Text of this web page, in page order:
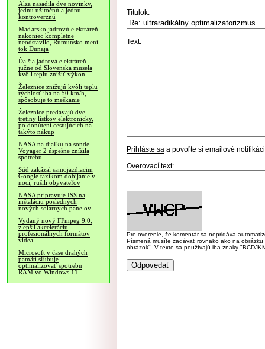
Alza nasadila dve novinky,
jednu užitočnú a jednu
kontroverznú
Maďarsko jadrovú elektráreň
nakoniec kompletne
neodstavilo, Rumunsko mení
tok Dunaja
Ďalšia jadrová elektráreň
južne od Slovenska musela
kvôli teplu znížiť výkon
Železnice znižujú kvôli teplu
rýchlosť iba na 50 km/h,
spôsobuje to meškanie
Železnice predávajú dve
tretiny lístkov elektronicky,
po donútení cestujúcich na
takýto nákup
NASA na diaľku na sonde
Voyager 2 úspešne znížila
spotrebu
Súd zakázal samojazdiacim
Google taxíkom dobíjanie v
noci, rušili obyvateľov
NASA pripravuje ISS na
inštaláciu posledných
nových solárnych panelov
Vydaný nový FFmpeg 9.0,
zlepšil akceleráciu
profesionálnych formátov
videa
Microsoft v čase drahých
pamätí sľubuje
optimalizovať spotrebu
RAM vo Windows 11
Titulok:
Text:
Prihláste sa a povoľte si emailové
Overovací text:
Pre overenie, že komentár sa nepridáva
Písmená musíte zadávať rovnako ako na
obrázok". V texte sa používajú iba znaky